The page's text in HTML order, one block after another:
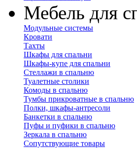
Мебель для
Модульные системы
Кровати
Тахты
Шкафы для спальни
Шкафы-купе для спальни
Стеллажи в спальню
Туалетные столики
Комоды в спальню
Тумбы прикроватные в спальню
Полки, шкафы-антресоли
Банкетки в спальню
Пуфы и пуфики в спальню
Зеркала в спальню
Сопутствующие товары